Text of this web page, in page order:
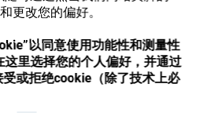
更改您的偏好。
以同意使用功能性和测量性
里选择您的个人偏好，并通过
受或拒绝cookie（除了技术上必
登录